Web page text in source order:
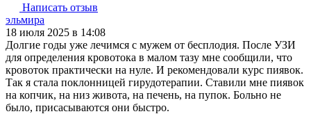
Написать отзыв
эльмира
18 июля 2025 в 14:08
Долгие годы уже лечимся с мужем от бесплодия. После УЗИ
для определения кровотока в малом тазу мне сообщили, что
кровоток практически на нуле. И рекомендовали курс пиявок.
Так я стала поклонницей гирудотерапии. Ставили мне пиявок
на копчик, на низ живота, на печень, на пупок. Больно не
было, присасываются они быстро.